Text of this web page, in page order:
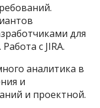
для
с JIRA.
аналитика в
и
и проектной.